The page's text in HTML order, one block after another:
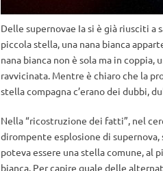
Delle supernovae Ia si è già riusciti a
piccola stella, una nana bianca
nana bianca non è sola ma in
ravvicinata. Mentre è chiaro che la
stella compagna c’erano dei dubbi,
Nella “ricostruzione dei fatti”, nel
dirompente esplosione di supernova,
poteva essere una stella comune, al
bianca. Per capire quale delle